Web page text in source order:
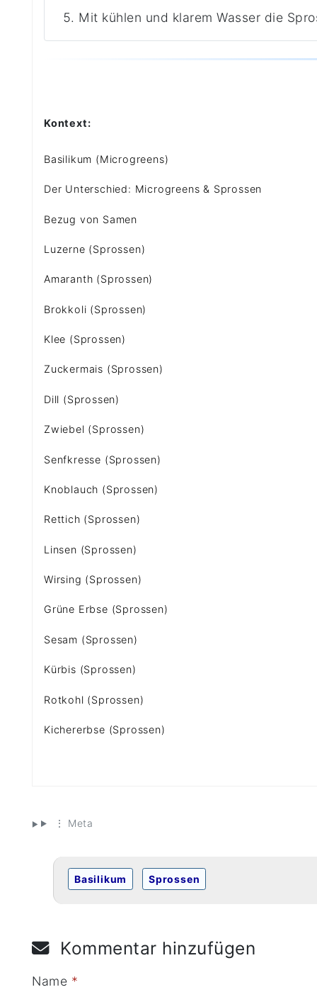
Mit kühlen und klarem Wasser die
Kontext:
Basilikum (Microgreens)
Der Unterschied: Microgreens & Sprossen
Bezug von Samen
Luzerne (Sprossen)
Amaranth (Sprossen)
Brokkoli (Sprossen)
Klee (Sprossen)
Zuckermais (Sprossen)
Dill (Sprossen)
Zwiebel (Sprossen)
Senfkresse (Sprossen)
Knoblauch (Sprossen)
Rettich (Sprossen)
Linsen (Sprossen)
Wirsing (Sprossen)
Grüne Erbse (Sprossen)
Sesam (Sprossen)
Kürbis (Sprossen)
Rotkohl (Sprossen)
Kichererbse (Sprossen)
⋮ Meta
Basilikum Sprossen
Kommentar hinzufügen
Name *